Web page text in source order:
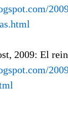
2009: El